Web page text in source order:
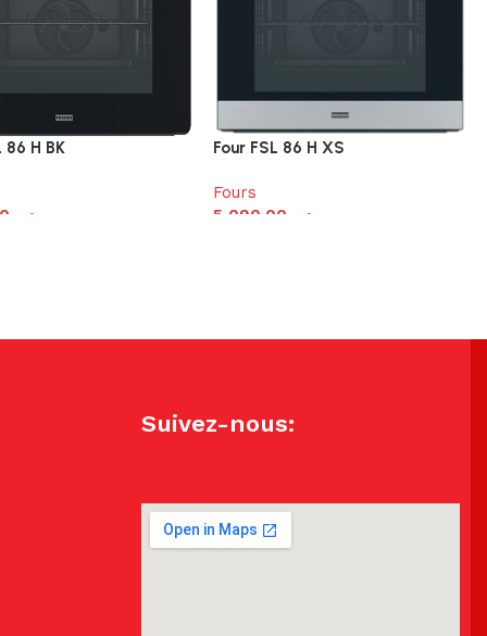
86 H BK
د.م.
Four FSL 86 H XS
Fours
د.م. 5,090.00
Suivez-nous: